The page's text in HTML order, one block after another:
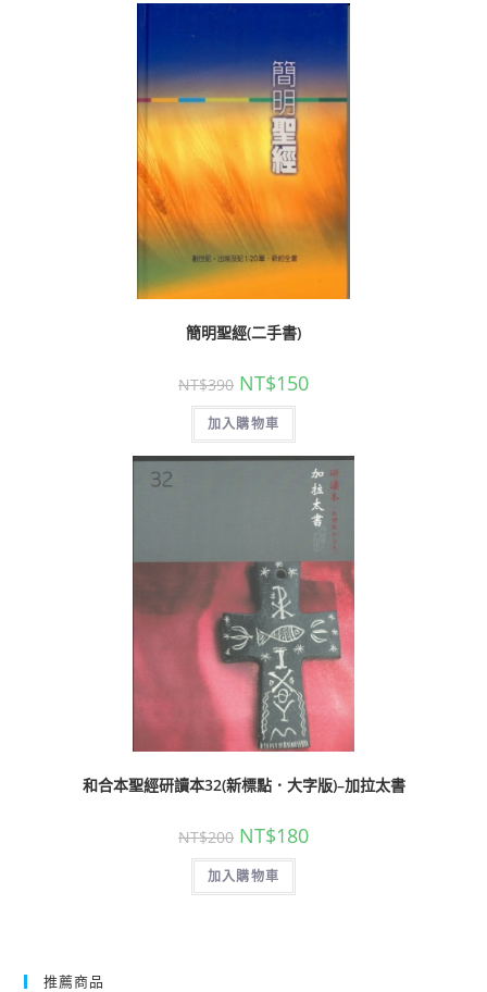
簡明聖經(二手書)
NT$390 NT$150
加入購物車
和合本聖經研讀本32(新標點．大字版)–加拉太書
NT$200 NT$180
加入購物車
推薦商品